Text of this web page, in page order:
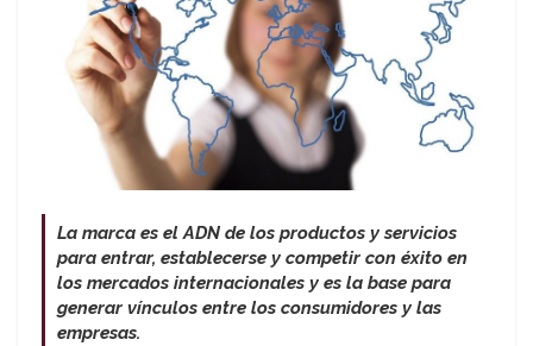
La marca es el ADN de los productos y servicios
para entrar, establecerse y competir con éxito en
los mercados internacionales y es la base para
generar vínculos entre los consumidores y las
empresas.